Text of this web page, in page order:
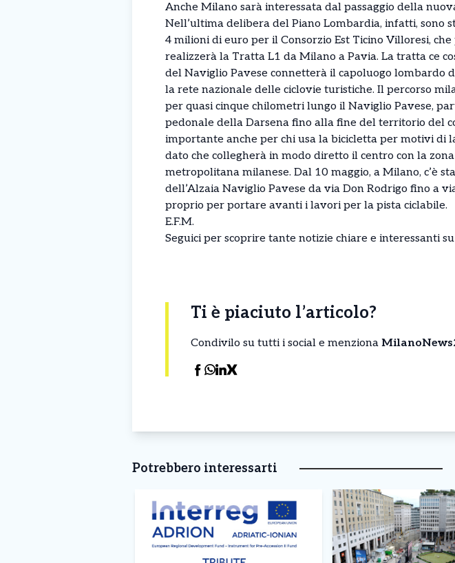
Anche Milano sarà interessata dal passaggio della
Nell’ultima delibera del Piano Lombardia, infatti, sono
4 milioni di euro per il Consorzio Est Ticino Villoresi,
realizzerà la Tratta L1 da Milano a Pavia. La tratta ce
del Naviglio Pavese connetterà il capoluogo lombardo
la rete nazionale delle ciclovie turistiche. Il percorso
per quasi cinque chilometri lungo il Naviglio Pavese,
pedonale della Darsena fino alla fine del territorio del
importante anche per chi usa la bicicletta per motivi di
dato che collegherà in modo diretto il centro con la
metropolitana milanese. Dal 10 maggio, a Milano, c’è
dell’Alzaia Naviglio Pavese da via Don Rodrigo fino a
proprio per portare avanti i lavori per la pista ciclabile.
E.F.M.
Seguici per scoprire tante notizie chiare e interessanti
Ti è piaciuto l’articolo?
Condivilo su tutti i social e menziona
Potrebbero interessarti